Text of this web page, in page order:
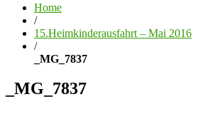
Home
/
15.Heimkinderausfahrt – Mai 2016
/
_MG_7837
_MG_7837